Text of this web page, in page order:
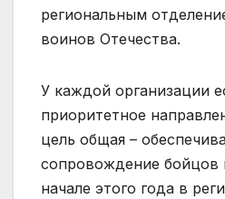
региональным
воинов Отечества.
У каждой организации
приоритетное
цель общая –
сопровождение бойцов
начале этого года в